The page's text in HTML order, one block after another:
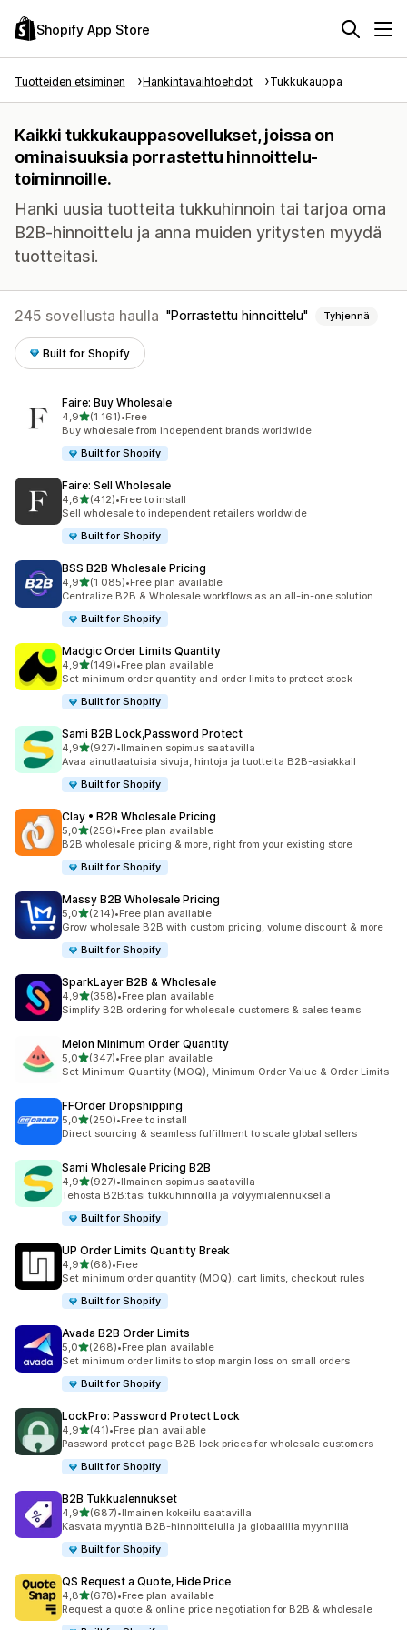
Shopify App Store
Tuotteiden etsiminen Hankintavaihtoehdot Tukkukauppa
Kaikki tukkukauppasovellukset, joissa on
ominaisuuksia porrastettu hinnoittelu-
toiminnoille.
Hanki uusia tuotteita tukkuhinnoin tai tarjoa oma
B2B-hinnoittelu ja anna muiden yritysten myydä
tuotteitasi.
245 sovellusta haulla Porrastettu hinnoittelu Tyhjennä
Built for Shopify
Faire: Buy Wholesale
4,9/ 5 tähteä
(1 161)
1161 arvostelua yhteensä
•Free
Buy wholesale from independent brands worldwide
Built for Shopify
Faire: Sell Wholesale
4,6/ 5 tähteä
(412)
412 arvostelua yhteensä
•Free to install
Sell wholesale to independent retailers worldwide
Built for Shopify
BSS B2B Wholesale Pricing
4,9/ 5 tähteä
(1 085)
1085 arvostelua yhteensä
•Free plan available
Centralize B2B & Wholesale workflows as an all-in-one solution
Built for Shopify
Madgic Order Limits Quantity
4,9/ 5 tähteä
(149)
149 arvostelua yhteensä
•Free plan available
Set minimum order quantity and order limits to protect stock
Built for Shopify
Sami B2B Lock,Password Protect
4,9/ 5 tähteä
(927)
927 arvostelua yhteensä
•Ilmainen sopimus saatavilla
Avaa ainutlaatuisia sivuja, hintoja ja tuotteita B2B-asiakkail
Built for Shopify
Clay • B2B Wholesale Pricing
5,0/ 5 tähteä
(256)
256 arvostelua yhteensä
•Free plan available
B2B wholesale pricing & more, right from your existing store
Built for Shopify
Massy B2B Wholesale Pricing
5,0/ 5 tähteä
(214)
214 arvostelua yhteensä
•Free plan available
Grow wholesale B2B with custom pricing, volume discount & more
Built for Shopify
SparkLayer B2B & Wholesale
4,9/ 5 tähteä
(358)
358 arvostelua yhteensä
•Free plan available
Simplify B2B ordering for wholesale customers & sales teams
Melon Minimum Order Quantity
5,0/ 5 tähteä
(347)
347 arvostelua yhteensä
•Free plan available
Set Minimum Quantity (MOQ), Minimum Order Value & Order Limits
FFOrder Dropshipping
5,0/ 5 tähteä
(250)
250 arvostelua yhteensä
•Free to install
Direct sourcing & seamless fulfillment to scale global sellers
Sami Wholesale Pricing B2B
4,9/ 5 tähteä
(927)
927 arvostelua yhteensä
•Ilmainen sopimus saatavilla
Tehosta B2B:täsi tukkuhinnoilla ja volyymialennuksella
Built for Shopify
UP Order Limits Quantity Break
4,9/ 5 tähteä
(68)
68 arvostelua yhteensä
•Free
Set minimum order quantity (MOQ), cart limits, checkout rules
Built for Shopify
Avada B2B Order Limits
5,0/ 5 tähteä
(268)
268 arvostelua yhteensä
•Free plan available
Set minimum order limits to stop margin loss on small orders
Built for Shopify
LockPro: Password Protect Lock
4,9/ 5 tähteä
(41)
41 arvostelua yhteensä
•Free plan available
Password protect page B2B lock prices for wholesale customers
Built for Shopify
B2B Tukkualennukset
4,9/ 5 tähteä
(687)
687 arvostelua yhteensä
•Ilmainen kokeilu saatavilla
Kasvata myyntiä B2B-hinnoittelulla ja globaalilla myynnillä
Built for Shopify
QS Request a Quote, Hide Price
4,8/ 5 tähteä
(678)
678 arvostelua yhteensä
•Free plan available
Request a quote & online price negotiation for B2B & wholesale